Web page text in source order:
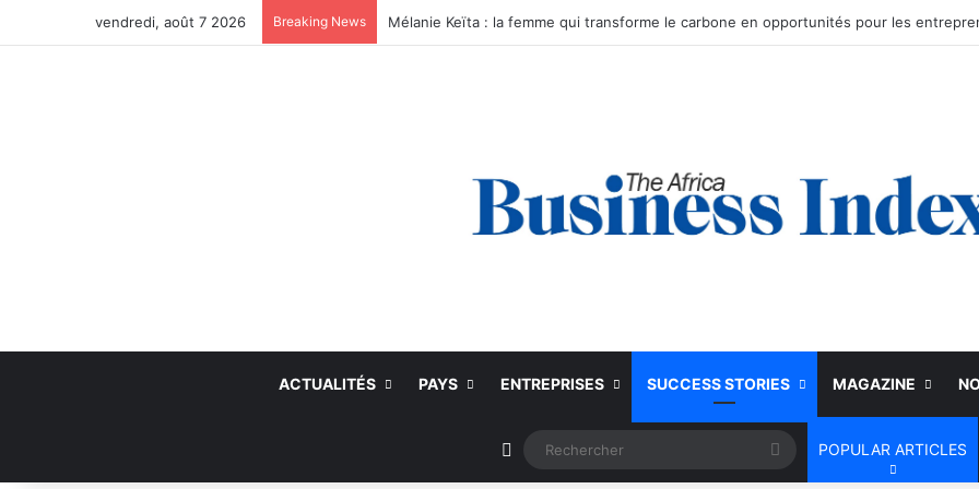
vendredi, août 7 2026 Breaking News
ACTUALITÉS PAYS ENTREPRISES SUCCESS STORIES MAGAZINE
Article Aléatoire Rechercher
POPULAR ARTICLES